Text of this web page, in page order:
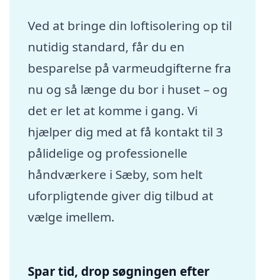
Ved at bringe din loftisolering op til
nutidig standard, får du en
besparelse på varmeudgifterne fra
nu og så længe du bor i huset – og
det er let at komme i gang. Vi
hjælper dig med at få kontakt til 3
pålidelige og professionelle
håndværkere i Sæby, som helt
uforpligtende giver dig tilbud at
vælge imellem.
Spar tid, drop søgningen efter